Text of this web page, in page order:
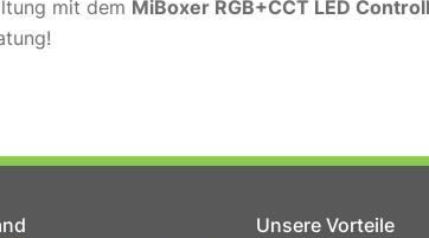
mit dem MiBoxer RGB+CCT LED
Unsere Vorteile